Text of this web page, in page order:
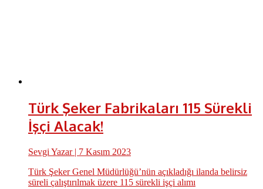
Türk Şeker Fabrikaları 115 Sürekli
İşçi Alacak!
Sevgi Yazar| 7 Kasım 2023
Türk Şeker Genel Müdürlüğü’nün açıkladığı ilanda belirsiz
süreli çalıştırılmak üzere 115 sürekli işçi alımı